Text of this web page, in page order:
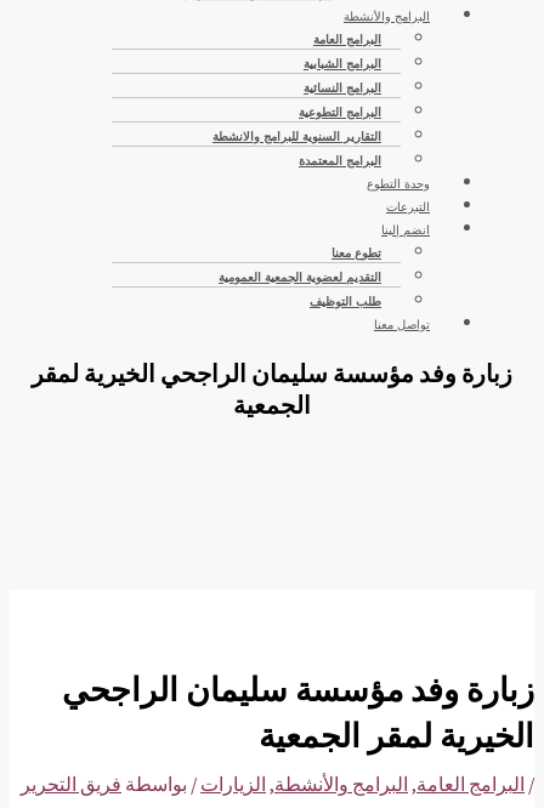
البرامج والأنشطة
البرامج العامة
البرامج الشبابية
البرامج النسائية
البرامج التطوعية
التقارير السنوية للبرامج والانشطة
البرامج المعتمدة
وحدة التطوع
التبرعات
انضم إلينا
تطوع معنا
التقديم لعضوية الجمعية العمومية
طلب التوظيف
تواصل معنا
زبارة وفد مؤسسة سليمان الراجحي الخيرية لمقر
الجمعية
زبارة وفد مؤسسة سليمان الراجحي
الخيرية لمقر الجمعية
/ البرامج العامة, البرامج والأنشطة, الزيارات / بواسطة فريق التحرير